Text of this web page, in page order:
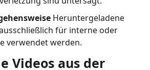
Heruntergeladene
für interne oder
verwendet werden.
Videos aus der